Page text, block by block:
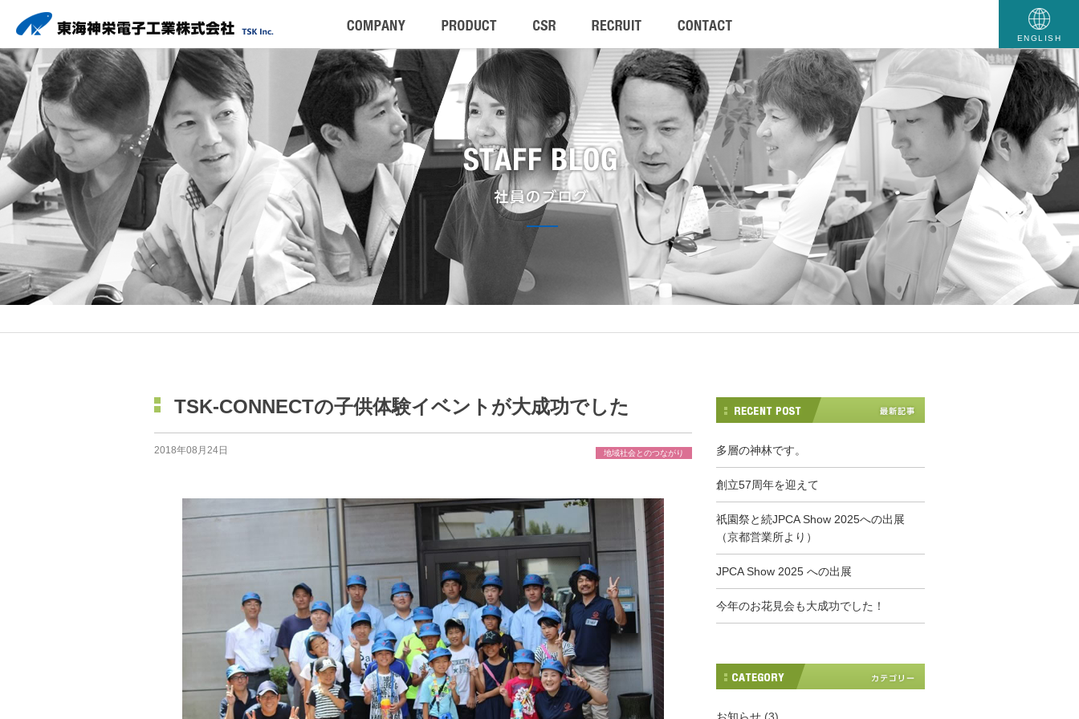
ENGLISH
TSK-CONNECTの子供体験イベントが大成功でした
2018年08月24日 地域社会とのつながり 多層の神林です。
創立57周年を迎えて
祇園祭と続JPCA Show 2025への出展
（京都営業所より）
JPCA Show 2025 への出展
今年のお花見会も大成功でした！